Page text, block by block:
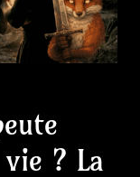
? La